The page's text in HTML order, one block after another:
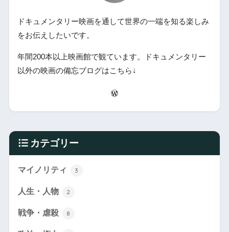
ドキュメンタリー映画を通して世界の一端を知る楽しみ
をお伝えしたいです。
年間200本以上映画館で観ています。ドキュメンタリー
以外の映画の備忘ブログはこちら↓
カテゴリー
マイノリティ 3
人生・人物 2
戦争・虐殺 8